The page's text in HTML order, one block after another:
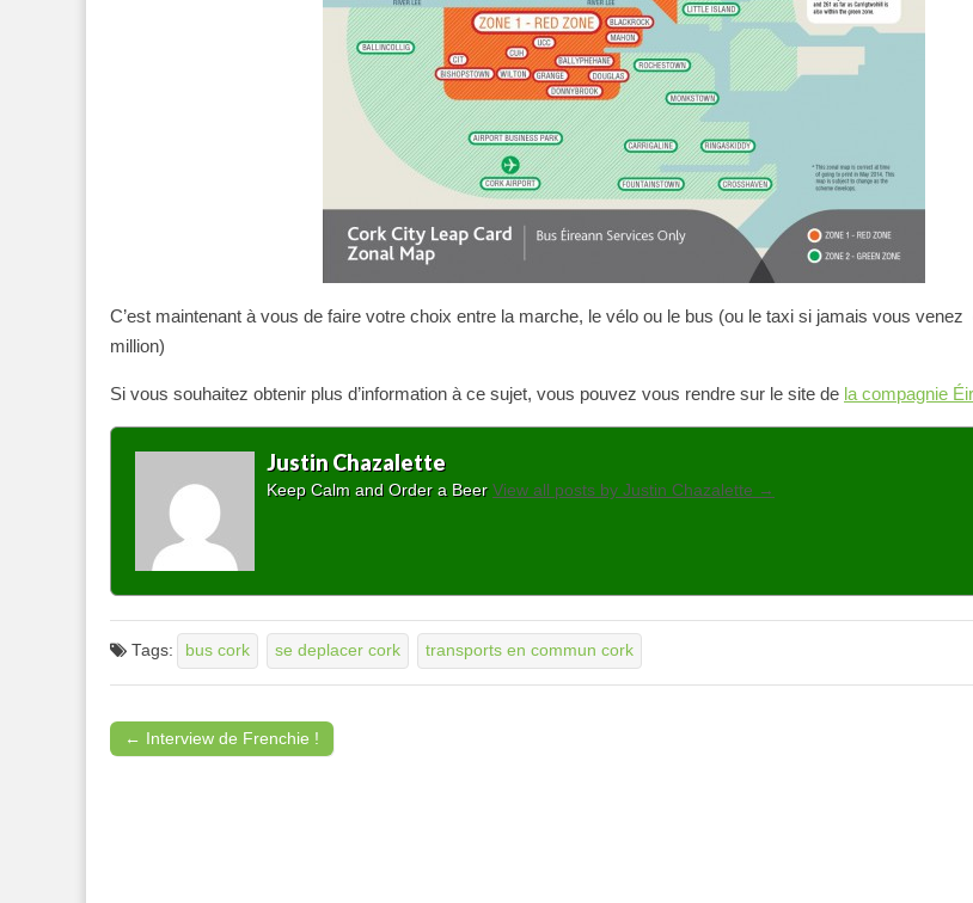
C’est maintenant à vous de faire votre choix entre la marche, le vélo ou le bus (ou le taxi si jamais vous venez
million)
Si vous souhaitez obtenir plus d’information à ce sujet, vous pouvez vous rendre sur le site de la compagnie
Justin Chazalette
Keep Calm and Order a BeerView all posts by Justin Chazalette →
Tags: bus cork se deplacer cork transports en commun cork
Post navigation
← Interview de Frenchie !